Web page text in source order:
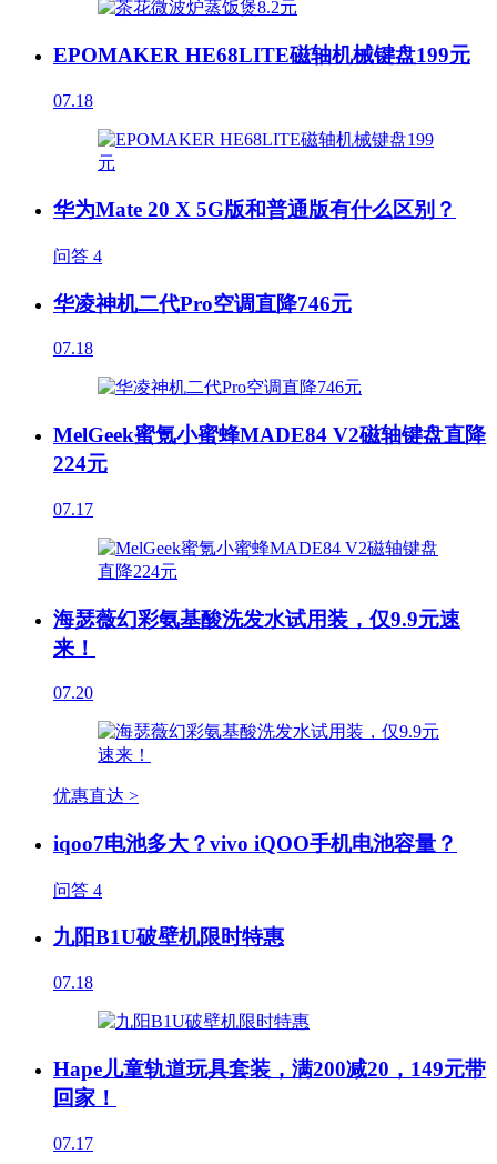
EPOMAKER HE68LITE磁轴机械键盘199元
07.18
华为Mate 20 X 5G版和普通版有什么区别？
问答 4
华凌神机二代Pro空调直降746元
07.18
MelGeek蜜氪小蜜蜂MADE84 V2磁轴键盘直降
224元
07.17
海瑟薇幻彩氨基酸洗发水试用装，仅9.9元速
来！
07.20
优惠直达 >
iqoo7电池多大？vivo iQOO手机电池容量？
问答 4
九阳B1U破壁机限时特惠
07.18
Hape儿童轨道玩具套装，满200减20，149元带
回家！
07.17